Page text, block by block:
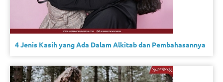
4 Jenis Kasih yang Ada Dalam Alkitab dan Pembahasannya